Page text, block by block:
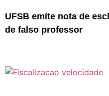
UFSB emite nota de
de falso professor